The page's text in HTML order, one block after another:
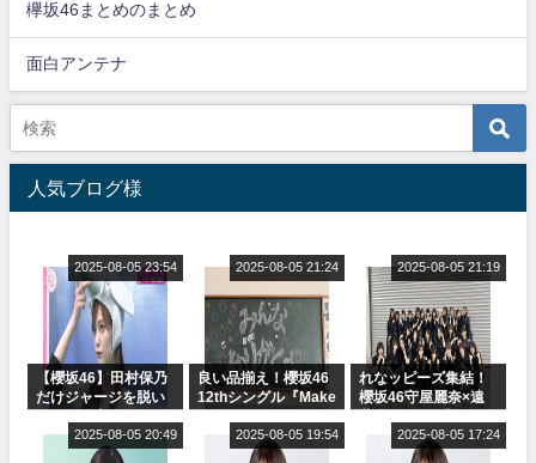
欅坂46まとめのまとめ
面白アンテナ
人気ブログ様
【櫻坂46】田村保乃
だけジャージを脱い
2025-08-05 23:54
良い品揃え！櫻坂46
12thシングル『Make
ャルグッズ絶賛販売
2025-08-05 21:24
れなッピーズ集結！
櫻坂46守屋麗奈×遠
ット！」水曜スタジ
オ出演決定
2025-08-05 21:19
2025-08-05 20:49 2025-08-05 19:54 2025-08-05 17:24